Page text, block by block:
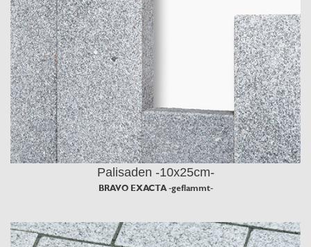
Palisaden -10x25cm-
BRAVO EXACTA -geflammt-